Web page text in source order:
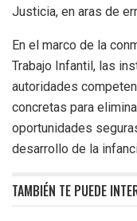
Justicia, en aras de
En el marco de la
Trabajo Infantil, las
autoridades
concretas para
oportunidades
desarrollo de la
TAMBIÉN TE PUEDE